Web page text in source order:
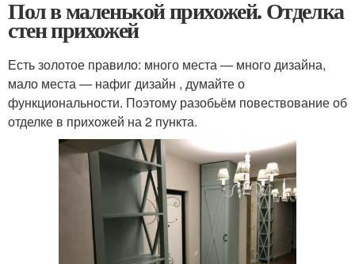
Пол в маленькой прихожей. Отделка
стен прихожей
Есть золотое правило: много места — много дизайна,
мало места — нафиг дизайн , думайте о
функциональности. Поэтому разобьём повествование об
отделке в прихожей на 2 пункта.